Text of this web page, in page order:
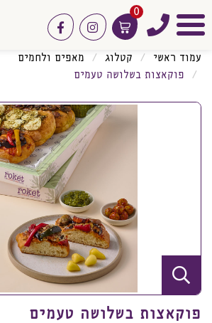
תפריט
טלפון
0
instagram
facebook
עמוד ראשי קטלוג
מאפים ולחמים
פוקאצות בשלושה טעמים
פוקאצות בשלושה טעמים